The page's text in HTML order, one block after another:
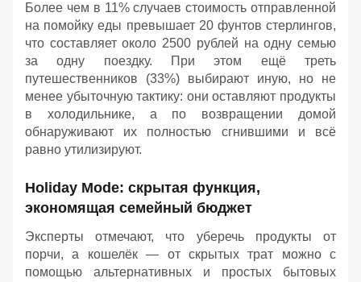
Более чем в 11% случаев стоимость отправленной
на помойку еды превышает 20 фунтов стерлингов,
что составляет около 2500 рублей на одну семью
за одну поездку. При этом ещё треть
путешественников (33%) выбирают иную, но не
менее убыточную тактику: они оставляют продукты
в холодильнике, а по возвращении домой
обнаруживают их полностью сгнившими и всё
равно утилизируют.
Holiday Mode: скрытая функция,
экономящая семейный бюджет
Эксперты отмечают, что уберечь продукты от
порчи, а кошелёк — от скрытых трат можно с
помощью альтернативных и простых бытовых